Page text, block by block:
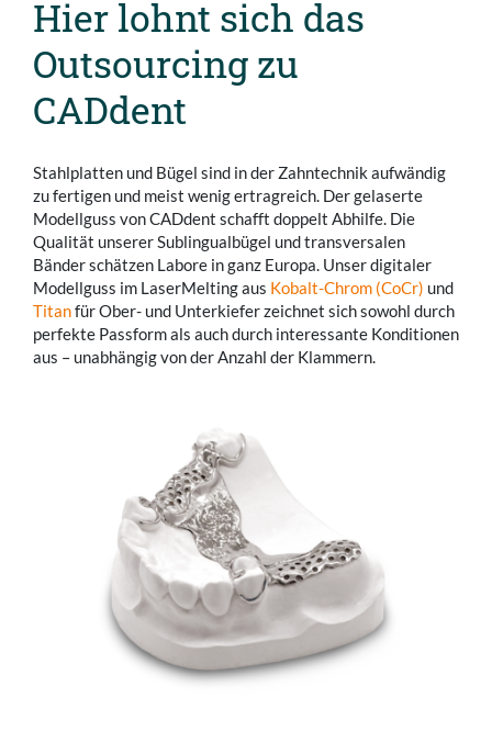
Hier lohnt sich das
Outsourcing zu
CADdent
Stahlplatten und Bügel sind in der Zahntechnik aufwändig
zu fertigen und meist wenig ertragreich. Der gelaserte
Modellguss von CADdent schafft doppelt Abhilfe. Die
Qualität unserer Sublingualbügel und transversalen
Bänder schätzen Labore in ganz Europa. Unser digitaler
Modellguss im LaserMelting aus Kobalt-Chrom (CoCr) und
Titanfür Ober- und Unterkiefer zeichnet sich sowohl durch
perfekte Passform als auch durch interessante Konditionen
aus – unabhängig von der Anzahl der Klammern.